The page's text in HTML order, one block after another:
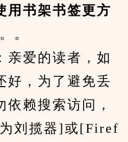
用书架书签更方
。
爱的读者，如
好，为了避免丢
赖搜索访问，
刘揽器]或[Firef